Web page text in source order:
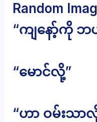
Random
“ကျနော့်ကို
“မောင်လို့”
“ဟာ ဝမ်းသာ